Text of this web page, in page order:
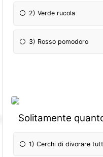
2) Verde rucola
3) Rosso pomodoro
Solitamente
1) Cerchi di divorare